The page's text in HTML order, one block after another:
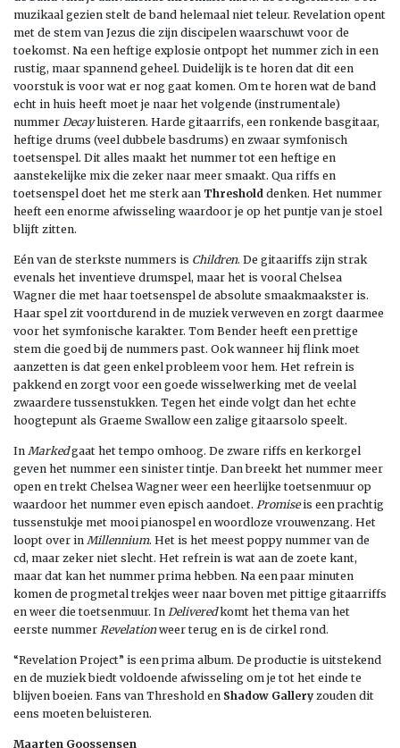
muzikaal gezien stelt de band helemaal niet teleur. Revelation opent
met de stem van Jezus die zijn discipelen waarschuwt voor de
toekomst. Na een heftige explosie ontpopt het nummer zich in een
rustig, maar spannend geheel. Duidelijk is te horen dat dit een
voorstuk is voor wat er nog gaat komen. Om te horen wat de band
echt in huis heeft moet je naar het volgende (instrumentale)
nummer Decayluisteren. Harde gitaarrifs, een ronkende basgitaar,
heftige drums (veel dubbele basdrums) en zwaar symfonisch
toetsenspel. Dit alles maakt het nummer tot een heftige en
aanstekelijke mix die zeker naar meer smaakt. Qua riffs en
toetsenspel doet het me sterk aan Threshold denken. Het nummer
heeft een enorme afwisseling waardoor je op het puntje van je stoel
blijft zitten.
Eén van de sterkste nummers is Children. De gitaariffs zijn strak
evenals het inventieve drumspel, maar het is vooral Chelsea
Wagner die met haar toetsenspel de absolute smaakmaakster is.
Haar spel zit voortdurend in de muziek verweven en zorgt daarmee
voor het symfonische karakter. Tom Bender heeft een prettige
stem die goed bij de nummers past. Ook wanneer hij flink moet
aanzetten is dat geen enkel probleem voor hem. Het refrein is
pakkend en zorgt voor een goede wisselwerking met de veelal
zwaardere tussenstukken. Tegen het einde volgt dan het echte
hoogtepunt als Graeme Swallow een zalige gitaarsolo speelt.
In Markedgaat het tempo omhoog. De zware riffs en kerkorgel
geven het nummer een sinister tintje. Dan breekt het nummer meer
open en trekt Chelsea Wagner weer een heerlijke toetsenmuur op
waardoor het nummer even episch aandoet. Promiseis een prachtig
tussenstukje met mooi pianospel en woordloze vrouwenzang. Het
loopt over in Millennium. Het is het meest poppy nummer van de
cd, maar zeker niet slecht. Het refrein is wat aan de zoete kant,
maar dat kan het nummer prima hebben. Na een paar minuten
komen de progmetal trekjes weer naar boven met pittige gitaarriffs
en weer die toetsenmuur. In Deliveredkomt het thema van het
eerste nummer Revelationweer terug en is de cirkel rond.
“Revelation Project” is een prima album. De productie is uitstekend
en de muziek biedt voldoende afwisseling om je tot het einde te
blijven boeien. Fans van Threshold en Shadow Galleryzouden dit
eens moeten beluisteren.
Maarten Goossensen